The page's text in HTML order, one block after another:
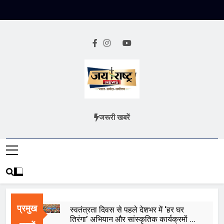
Jai Rashtra
हिंदी समाचार
जरूरी खबरें
प्रमुख
स्वतंत्रता दिवस से पहले देशभर में ‘हर घर
तिरंगा’ अभियान और सांस्कृतिक कार्यक्रमों की